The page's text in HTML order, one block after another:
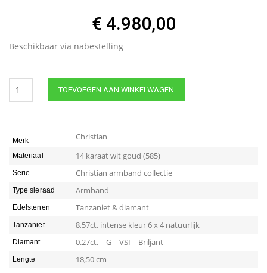
€ 4.980,00
Beschikbaar via nabestelling
tanzaniet
TOEVOEGEN AAN WINKELWAGEN
Merk Christian
Materiaal 14 karaat wit goud (585)
Serie Christian armband collectie
Type sieraad Armband
Edelstenen Tanzaniet & diamant
Tanzaniet 8,57ct. intense kleur 6 x 4 natuurlijk
Diamant 0.27ct. – G – VSI – Briljant
Lengte 18,50 cm